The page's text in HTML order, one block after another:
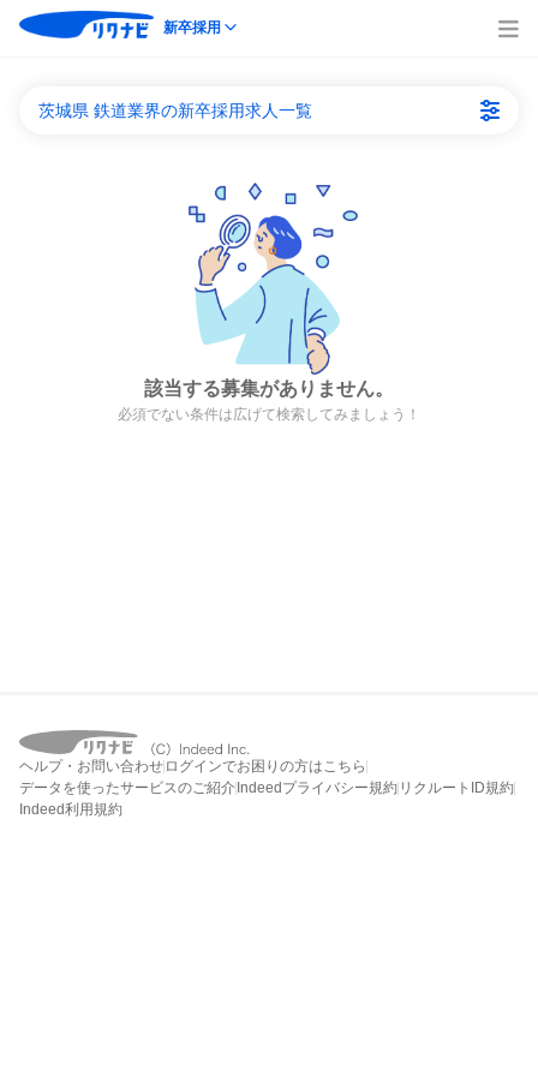
新卒採用
茨城県 鉄道業界の新卒採用求人一覧
該当する募集がありません。
必須でない条件は広げて検索してみましょう！
ヘルプ・お問い合わせ ログインでお困りの方はこちら
データを使ったサービスのご紹介 Indeedプライバシー規約 リクルートID規約
Indeed利用規約